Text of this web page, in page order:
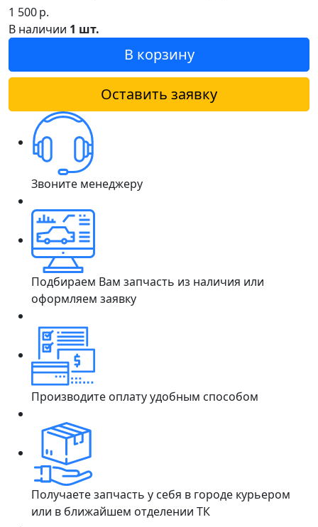
1 500р.
В наличии 1 шт.
В корзину
Оставить заявку
Звоните менеджеру
Подбираем Вам запчасть из наличия или
оформляем заявку
Производите оплату удобным способом
Получаете запчасть у себя в городе курьером
или в ближайшем отделении ТК